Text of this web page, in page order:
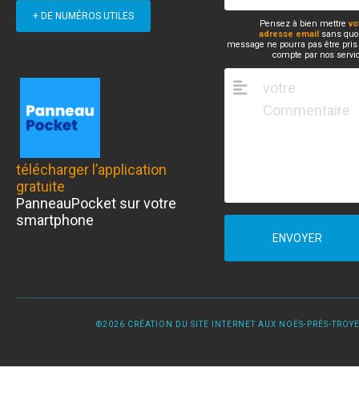
+ DE NUMÉROS UTILES
télécharger l’application
gratuite
PanneauPocket sur votre
smartphone
Pensez à bien mettre
adresse email sans
message ne pourra pas être
compte par nos
ENVOYER
©2026 CRÉATION DU SITE INTERNET AUX NOËS-PRÈS-